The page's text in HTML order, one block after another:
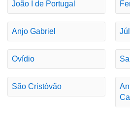
João I de Portugal
Anjo Gabriel
Ovídio
São Cristóvão